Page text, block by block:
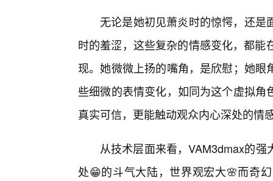
无论是她初见萧炎时的惊愕，还
时的羞涩，这些复杂的情感变化，都
现。她微微上扬的嘴角，是欣慰；她
些细微的表情变化，如同为这个虚拟
真实可信，更能触动观众内心深处的情
从技术层面来看，VAM3dmax的
处😁的斗气大陆，世界观宏大🌸而奇